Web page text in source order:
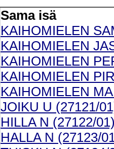
Sama isä
KAIHOMIELEN
KAIHOMIELEN
KAIHOMIELEN
KAIHOMIELEN
KAIHOMIELEN
JOIKU U (27121/
HILLA N (27122/
HALLA N (27123/